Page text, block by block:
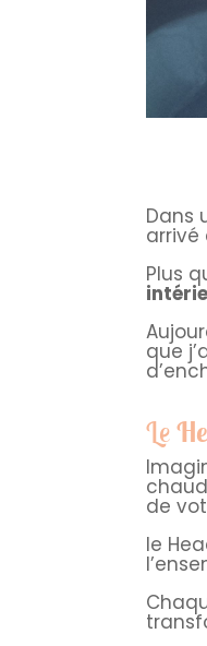
Dans
arrivé
Plus
que
Le
de
le